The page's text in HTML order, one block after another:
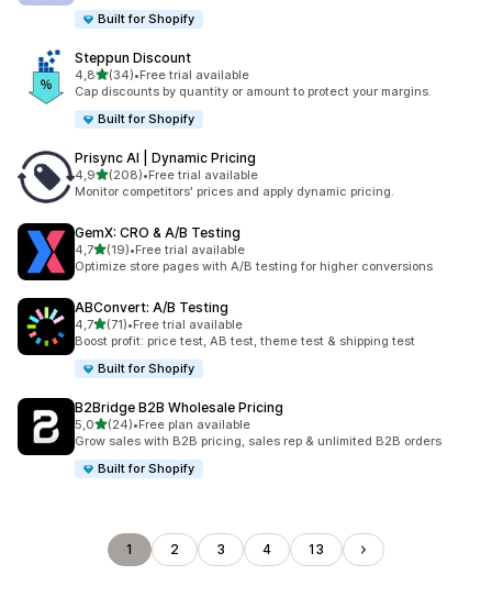
Built for Shopify
Steppun Discount
4,8de 5 estrelas
(34)
34 total de avaliações
•Free trial available
Cap discounts by quantity or amount to protect your margins.
Built for Shopify
Prisync AI | Dynamic Pricing
4,9de 5 estrelas
(208)
208 total de avaliações
•Free trial available
Monitor competitors' prices and apply dynamic pricing.
GemX: CRO & A/B Testing
4,7de 5 estrelas
(19)
19 total de avaliações
•Free trial available
Optimize store pages with A/B testing for higher conversions
ABConvert: A/B Testing
4,7de 5 estrelas
(71)
71 total de avaliações
•Free trial available
Boost profit: price test, AB test, theme test & shipping test
Built for Shopify
B2Bridge B2B Wholesale Pricing
5,0de 5 estrelas
(24)
24 total de avaliações
•Free plan available
Grow sales with B2B pricing, sales rep & unlimited B2B orders
Built for Shopify
1 2 3 4 13